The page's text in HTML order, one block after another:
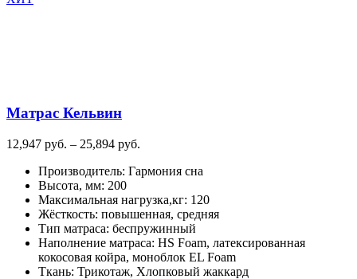
Матрас Кельвин
12,947 руб. – 25,894 руб.
12,947
–
25,894
руб.
Производитель: Гармония сна
Высота, мм: 200
Максимальная нагрузка,кг: 120
Жёсткость: повышенная, средняя
Тип матраса: беспружинный
Наполнение матраса: HS Foam, латексированная
кокосовая койра, моноблок EL Foam
Ткань: Трикотаж, Хлопковый жаккард